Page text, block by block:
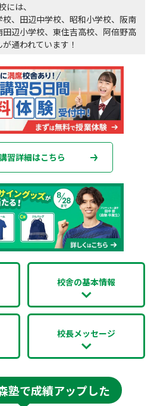
には、
、田辺中学校、昭和小学校、阪南
辺小学校、東住吉高校、阿倍野高
通われています！
習詳細はこちら
校舎の基本情報
校長メッセージ
塾で成績アップした